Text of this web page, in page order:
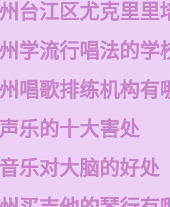
台江区尤克里里
学流行唱法的学
唱歌排练机构有
乐的十大害处
乐对大脑的好处